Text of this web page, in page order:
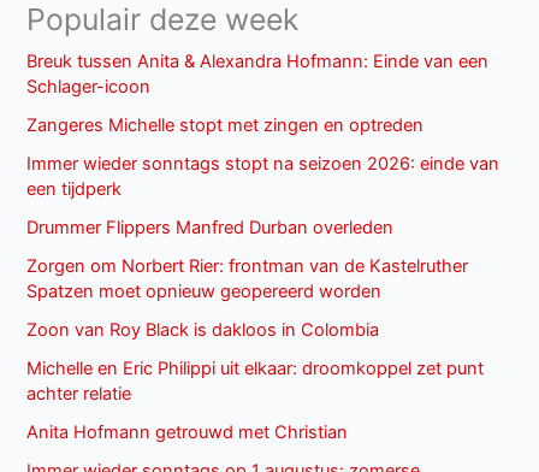
Populair deze week
Breuk tussen Anita & Alexandra Hofmann: Einde van een
Schlager-icoon
Zangeres Michelle stopt met zingen en optreden
Immer wieder sonntags stopt na seizoen 2026: einde van
een tijdperk
Drummer Flippers Manfred Durban overleden
Zorgen om Norbert Rier: frontman van de Kastelruther
Spatzen moet opnieuw geopereerd worden
Zoon van Roy Black is dakloos in Colombia
Michelle en Eric Philippi uit elkaar: droomkoppel zet punt
achter relatie
Anita Hofmann getrouwd met Christian